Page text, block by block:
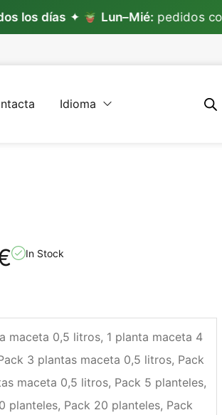
✦ Lun–Mié:pedidos con
Idioma
In Stock
maceta 0,5 litros, 1 planta maceta 4
3 plantas maceta 0,5 litros, Pack
maceta 0,5 litros, Pack 5 planteles,
planteles, Pack 20 planteles, Pack